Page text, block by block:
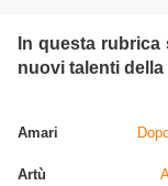
In questa
nuovi talenti
Amari
Artù